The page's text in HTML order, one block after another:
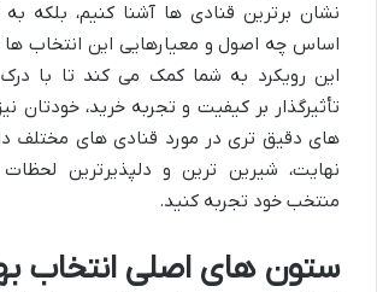
نشان برترین قنادی ها آشنا کنیم، بلکه به
اساس چه اصول و معیارهایی این انتخاب ها
این رویکرد به شما کمک می کند تا با
تأثیرگذار بر کیفیت و تجربه خرید، خودتان
های دقیق تری در مورد قنادی های مختلف
نهایت، شیرین ترین و دلپذیرترین
منتخب خود تجربه کنید.
ستون های اصلی انتخاب